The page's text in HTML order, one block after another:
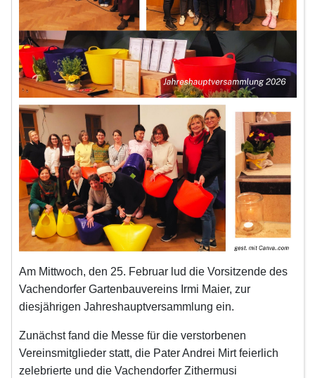
Am Mittwoch, den 25. Februar lud die Vorsitzende des
Vachendorfer Gartenbauvereins Irmi Maier, zur
diesjährigen Jahreshauptversammlung ein.
Zunächst fand die Messe für die verstorbenen
Vereinsmitglieder statt, die Pater Andrei Mirt feierlich
zelebrierte und die Vachendorfer Zithermusi